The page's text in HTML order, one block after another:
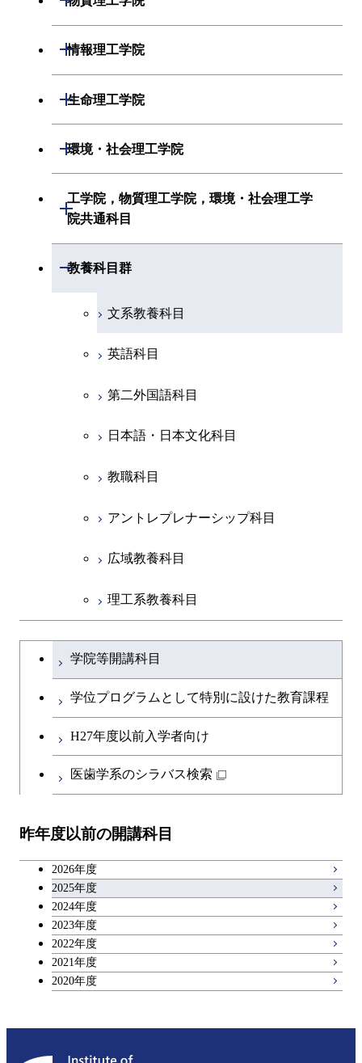
化学系
初年次専門科目
創造プロセス科目
共通専門科目
電気電子系
経営工学系
初年次専門科目
創造プロセス科目
材料系
初年次専門科目
共通専門科目
情報理工学院
開閉
数理・計算科学系
初年次専門科目
創造プロセス科目
共通専門科目
生命理工学院
開閉
生命理工学系
創造プロセス科目
共通専門科目
環境・社会理工学院
開閉
建築学系
融合理工学系
初年次専門科目
創造プロセス科目
共通専門科目
工学院，物質理工学院，環境・社会理工学
院共通科目
開閉
工学院，物質理工学院，環境・社会
教養科目群
開閉
文系教養科目
英語科目
第二外国語科目
日本語・日本文化科目
教職科目
アントレプレナーシップ科目
広域教養科目
理工系教養科目
学士課程を切り替える
学院等開講科目
学位プログラムとして特別に設けた教育課程
H27年度以前入学者向け
医歯学系のシラバス検索
昨年度以前の開講科目
2026年度
2025年度
2024年度
2023年度
2022年度
2021年度
2020年度